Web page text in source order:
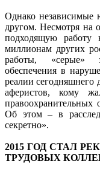
Однако независимые
другом. Несмотря на
подходящую работу
миллионам других
работы, «серые»
обеспечения в
реалии сегодняшнего
аферистов, кому
правоохранительных
Об этом – в
секретно».
2015 ГОД СТАЛ
ТРУДОВЫХ